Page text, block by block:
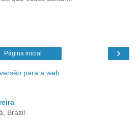
›
Página inicial
para a web
Brazil